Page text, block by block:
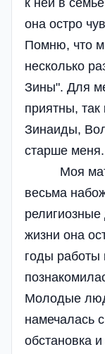
к ней в
она остро
Помню, что
несколько
Зины". Для
приятны,
Зинаиды,
старше меня.
Моя мать
весьма
жизни она
годы работы
Молодые
намечалась
обстановка